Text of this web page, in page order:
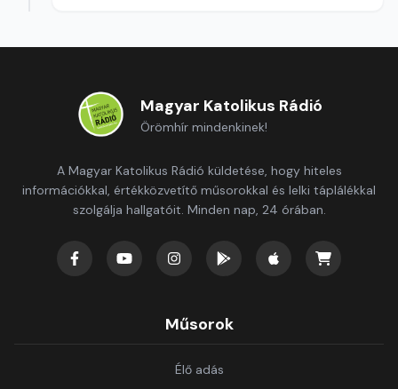
Magyar Katolikus Rádió
Örömhír mindenkinek!
A Magyar Katolikus Rádió küldetése, hogy hiteles
információkkal, értékközvetítő műsorokkal és lelki táplálékkal
szolgálja hallgatóit. Minden nap, 24 órában.
Műsorok
Élő adás